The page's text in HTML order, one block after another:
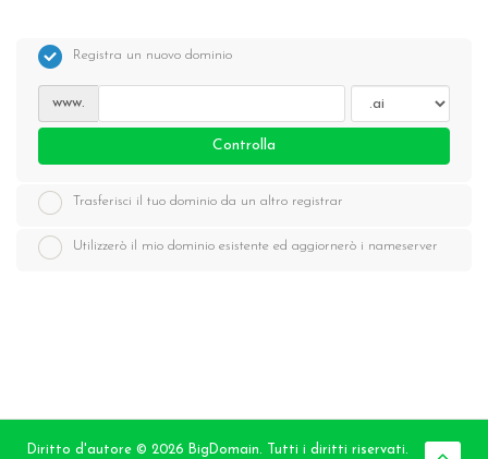
Registra un nuovo dominio
www.
Controlla
Trasferisci il tuo dominio da un altro registrar
Utilizzerò il mio dominio esistente ed aggiornerò i nameserver
Diritto d'autore © 2026 BigDomain. Tutti i diritti riservati.